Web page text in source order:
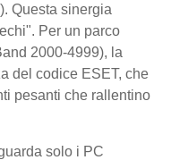
Questa sinergia
Per un parco
2000-4999), la
del codice ESET, che
pesanti che rallentino
solo i PC